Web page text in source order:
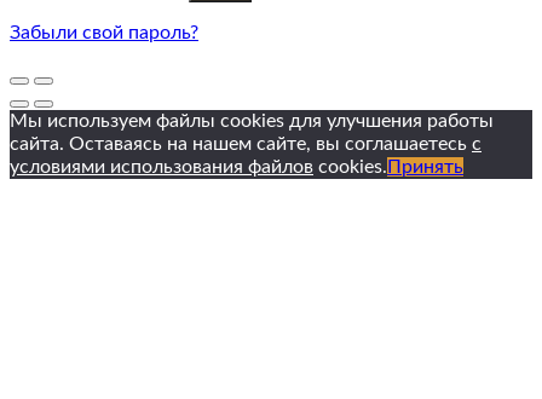
Забыли свой пароль?
Мы используем файлы cookies для улучшения работы
сайта. Оставаясь на нашем сайте, вы соглашаетесь с
условиями использования файлов cookies. Принять